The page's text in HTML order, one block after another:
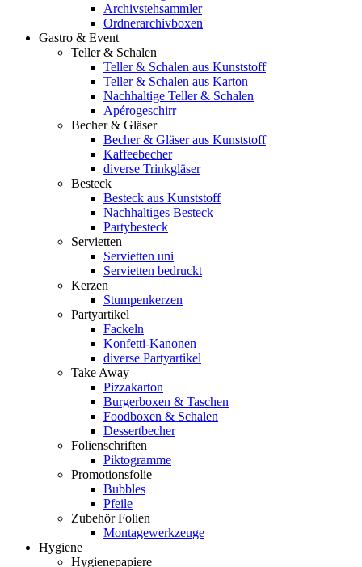
Archivstehsammler
Ordnerarchivboxen
Gastro & Event
Teller & Schalen
Teller & Schalen aus Kunststoff
Teller & Schalen aus Karton
Nachhaltige Teller & Schalen
Apérogeschirr
Becher & Gläser
Becher & Gläser aus Kunststoff
Kaffeebecher
diverse Trinkgläser
Besteck
Besteck aus Kunststoff
Nachhaltiges Besteck
Partybesteck
Servietten
Servietten uni
Servietten bedruckt
Kerzen
Stumpenkerzen
Partyartikel
Fackeln
Konfetti-Kanonen
diverse Partyartikel
Take Away
Pizzakarton
Burgerboxen & Taschen
Foodboxen & Schalen
Dessertbecher
Folienschriften
Piktogramme
Promotionsfolie
Bubbles
Pfeile
Zubehör Folien
Montagewerkzeuge
Hygiene
Hygienepapiere